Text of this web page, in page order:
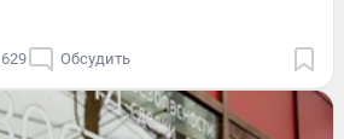
629 Обсудить